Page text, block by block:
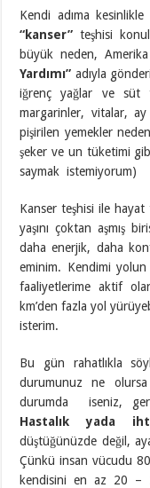
Kendi adıma
“kanser” teşhisi
büyük neden,
Yardımı” adıyla
iğrenç yağlar ve süt
margarinler, vitalar,
pişirilen yemekler
şeker ve un tüketimi
saymak istemiyorum)
Kanser teşhisi ile hayat
yaşını çoktan aşmış
daha enerjik, daha
eminim. Kendimi yolun
faaliyetlerime aktif
km’den fazla yol
isterim.
Bu gün rahatlıkla
durumunuz ne
durumda iseniz,
Hastalık yada
düştüğünüzde değil,
Çünkü insan vücudu
kendisini en az 20 –